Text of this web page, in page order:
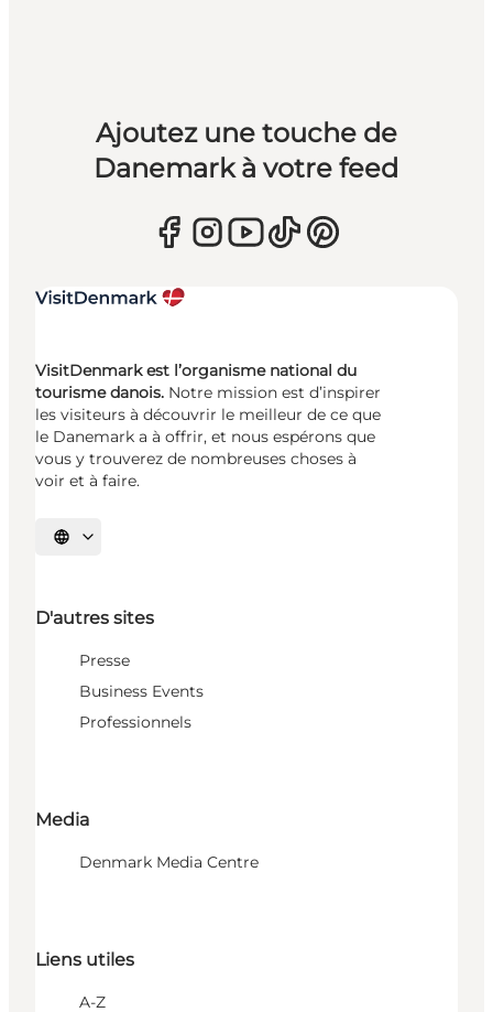
Ajoutez une touche de
Danemark à votre feed
VisitDenmark est l’organisme national du
tourisme danois. Notre mission est d’inspirer
les visiteurs à découvrir le meilleur de ce que
le Danemark a à offrir, et nous espérons que
vous y trouverez de nombreuses choses à
voir et à faire.
Choisissez la langue
D'autres sites
Presse
Business Events
Professionnels
Media
Denmark Media Centre
Liens utiles
A-Z